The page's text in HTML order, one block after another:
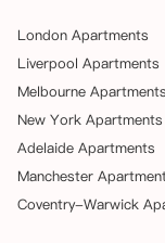
London Apartments
Liverpool Apartments
Melbourne Apartments
New York Apartments
Adelaide Apartments
Manchester
Coventry-Warwick